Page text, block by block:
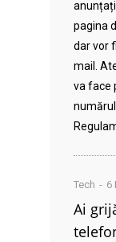
pagina
dar vor
mail.
va face
numărul
Tech 6
Ai